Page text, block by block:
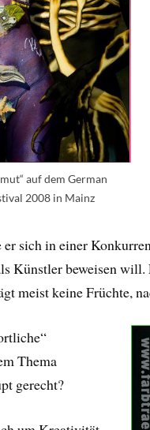
auf dem German
2008 in Mainz
er sich in einer
Künstler beweisen will.
meist keine Früchte,
Thema
gerecht?